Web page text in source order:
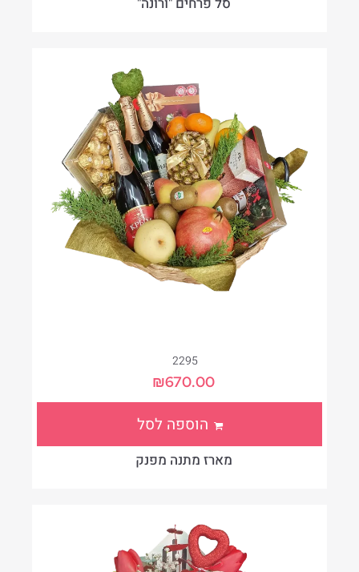
2295
מארז מתנה מפנק
₪670.00
הוספה לסל